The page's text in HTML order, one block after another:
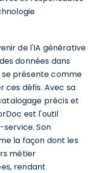
de l'IA générative
données dans
présente comme
ces défis. Avec sa
précis et
est l'outil
Son
la façon dont les
métier
rendant